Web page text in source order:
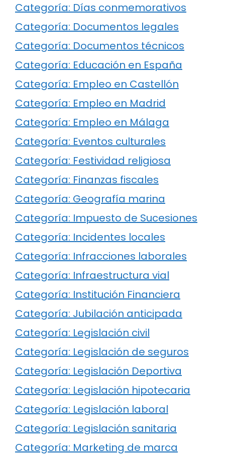
Categoría: Días conmemorativos
Categoría: Documentos legales
Categoría: Documentos técnicos
Categoría: Educación en España
Categoría: Empleo en Castellón
Categoría: Empleo en Madrid
Categoría: Empleo en Málaga
Categoría: Eventos culturales
Categoría: Festividad religiosa
Categoría: Finanzas fiscales
Categoría: Geografía marina
Categoría: Impuesto de Sucesiones
Categoría: Incidentes locales
Categoría: Infracciones laborales
Categoría: Infraestructura vial
Categoría: Institución Financiera
Categoría: Jubilación anticipada
Categoría: Legislación civil
Categoría: Legislación de seguros
Categoría: Legislación Deportiva
Categoría: Legislación hipotecaria
Categoría: Legislación laboral
Categoría: Legislación sanitaria
Categoría: Marketing de marca